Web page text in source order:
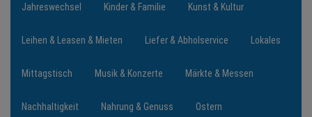
Jahreswechsel Kinder & Familie Kunst & Kultur
Leihen & Leasen & Mieten Liefer & Abholservice Lokales
Mittagstisch Musik & Konzerte Märkte & Messen
Nachhaltigkeit Nahrung & Genuss Ostern